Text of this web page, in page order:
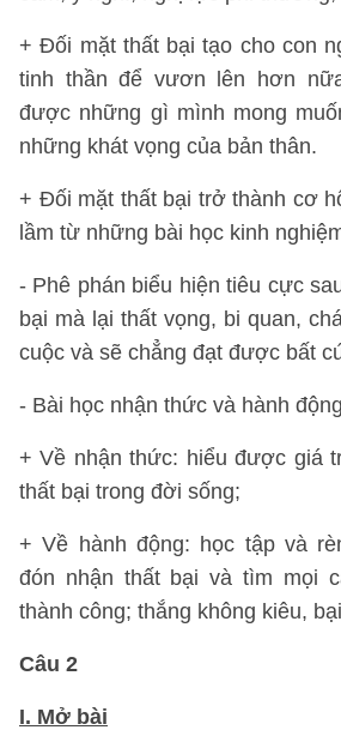
+ Đối mặt thất bại tạo cho con
tinh thần để vươn lên hơn
được những gì mình mong
những khát vọng của bản thân.
+ Đối mặt thất bại trở thành cơ
lầm từ những bài học kinh
- Phê phán biểu hiện tiêu cực
bại mà lại thất vọng, bi quan,
cuộc và sẽ chẳng đạt được bất
- Bài học nhận thức và hành
+ Về nhận thức: hiểu được giá
thất bại trong đời sống;
+ Về hành động: học tập và
đón nhận thất bại và tìm mọi
thành công; thắng không kiêu,
Câu 2
I. Mở bài